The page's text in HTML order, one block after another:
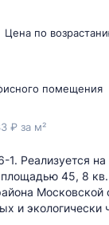
Цена по
помещения
₽ за м²
1. Реализуется
45, 8
и экологически